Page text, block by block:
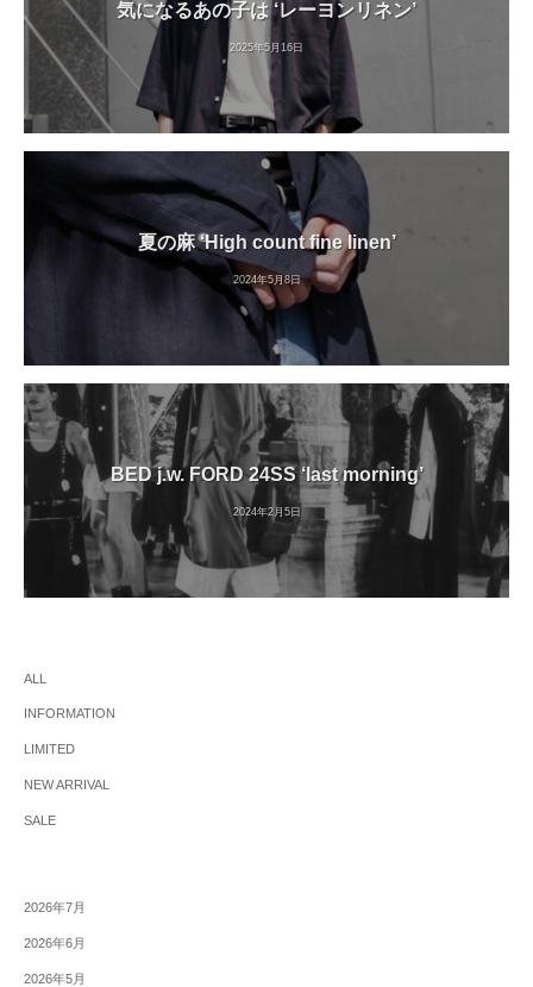
気になるあの子は ‘レーヨンリネン’
2025年5月16日
夏の麻 ‘High count fine linen’
2024年5月8日
BED j.w. FORD 24SS ‘last morning’
2024年2月5日
ALL
INFORMATION
LIMITED
NEW ARRIVAL
SALE
2026年7月
2026年6月
2026年5月